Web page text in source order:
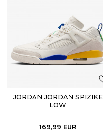
JORDAN JORDAN SPIZIKE
LOW
169,99 EUR